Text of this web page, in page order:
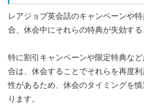
レアジョブ英会話のキャンペーンや
合、休会中にそれらの特典が失効する
特に割引キャンペーンや限定特典な
合は、休会することでそれらを再度
性があるため、休会のタイミングを
ります。